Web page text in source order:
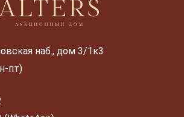
наб., дом 3/1к3
пт)